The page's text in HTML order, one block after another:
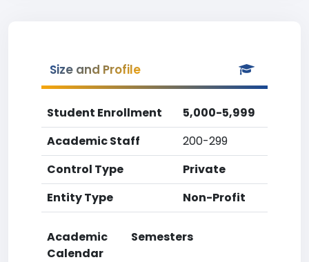
Size and Profile
Student Enrollment
5,000-5,999
Academic Staff
200-299
Control Type
Private
Entity Type
Non-Profit
Academic
Calendar
Semesters